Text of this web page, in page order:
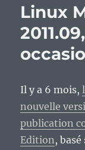
Linux
Il y a 6 mois,
nouvelle
publication
Edition,